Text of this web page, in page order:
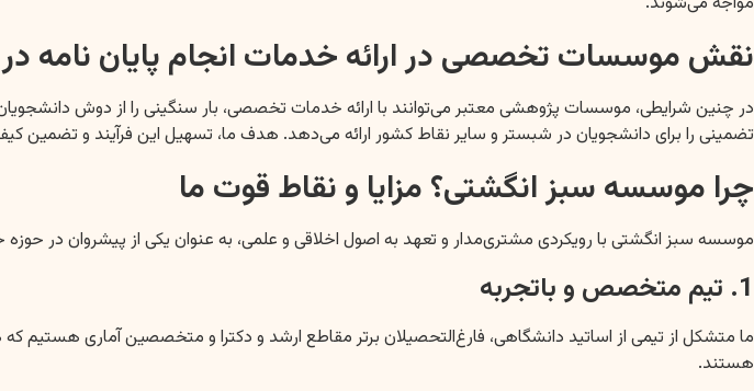
نقش موسسات تخصصی در ارائه خدمات انجام پایان نامه
در چنین شرایطی، موسسات پژوهشی معتبر می‌توانند با ارائه خدمات تخصصی، بار سنگینی را از دوش
تضمینی را برای دانشجویان در شبستر و سایر نقاط کشور ارائه می‌دهد. هدف ما، تسهیل این فرآیند و
چرا موسسه سبز انگشتی؟ مزایا و نقاط قوت ما
موسسه سبز انگشتی با رویکردی مشتری‌مدار و تعهد به اصول اخلاقی و علمی، به عنوان یکی از پیشروان در
1. تیم متخصص و باتجربه
ما متشکل از تیمی از اساتید دانشگاهی، فارغ‌التحصیلان برتر مقاطع ارشد و دکترا و متخصصین آماری
هستند.